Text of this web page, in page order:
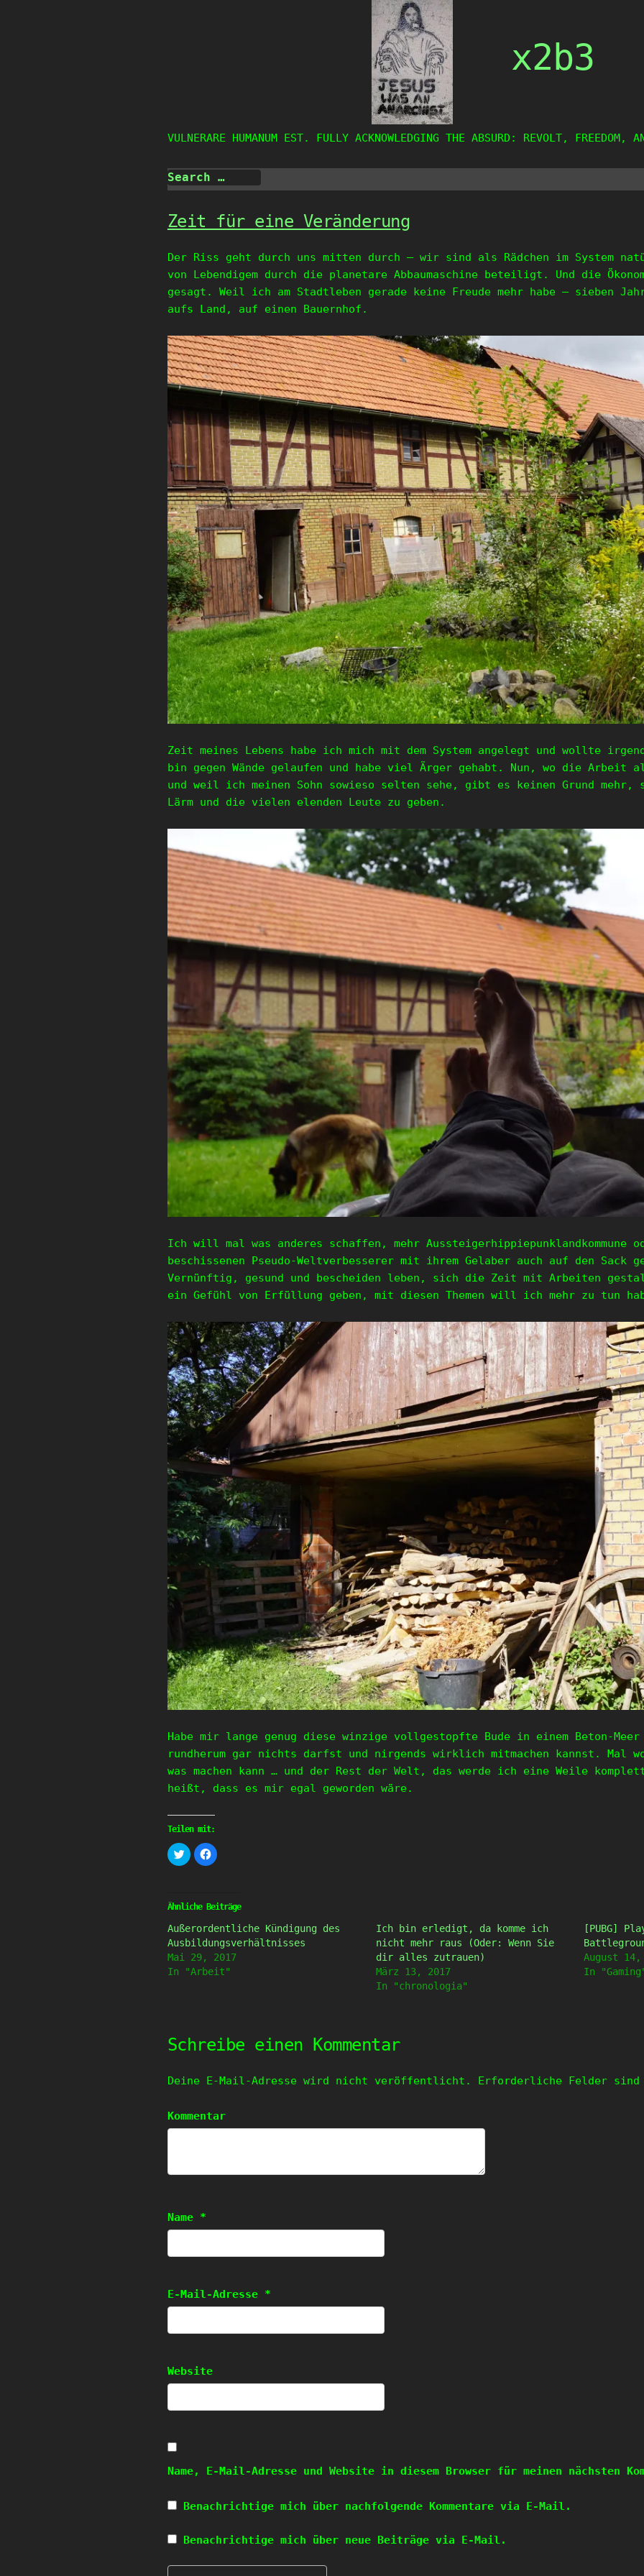
x2b3
VULNERARE HUMANUM EST. FULLY ACKNOWLEDGING THE ABSURD: REVOLT, FREEDOM,
Zeit für eine Veränderung
Der Riss geht durch uns mitten durch – wir sind als Rädchen im System
von Lebendigem durch die planetare Abbaumaschine beteiligt. Und die
gesagt. Weil ich am Stadtleben gerade keine Freude mehr habe – sieben
aufs Land, auf einen Bauernhof.
Zeit meines Lebens habe ich mich mit dem System angelegt und wollte
bin gegen Wände gelaufen und habe viel Ärger gehabt. Nun, wo die Arbeit
und weil ich meinen Sohn sowieso selten sehe, gibt es keinen Grund mehr,
Lärm und die vielen elenden Leute zu geben.
Ich will mal was anderes schaffen, mehr Aussteigerhippiepunklandkommune
beschissenen Pseudo-Weltverbesserer mit ihrem Gelaber auch auf den Sack
Vernünftig, gesund und bescheiden leben, sich die Zeit mit Arbeiten
ein Gefühl von Erfüllung geben, mit diesen Themen will ich mehr zu tun
Habe mir lange genug diese winzige vollgestopfte Bude in einem Beton-Meer
rundherum gar nichts darfst und nirgends wirklich mitmachen kannst. Mal
was machen kann … und der Rest der Welt, das werde ich eine Weile
heißt, dass es mir egal geworden wäre.
Teilen mit:
Klick,
um
über
(Wird
in
Fenster
geöffnet)
Klick,
um
(Wird
in
Fenster
geöffnet)
Ähnliche Beiträge
Außerordentliche Kündigung des
Ausbildungsverhältnisses
Mai 29, 2017
In "Arbeit"
Ich bin erledigt, da komme ich
nicht mehr raus (Oder: Wenn Sie
dir alles zutrauen)
März 13, 2017
In "chronologia"
[PUBG]
August 14,
In
Schreibe einen Kommentar
Deine E-Mail-Adresse wird nicht veröffentlicht. Erforderliche Felder
Kommentar
Name *
E-Mail-Adresse *
Website
Name, E-Mail-Adresse und Website in diesem Browser für meinen nächsten
Benachrichtige mich über nachfolgende Kommentare via E-Mail.
Benachrichtige mich über neue Beiträge via E-Mail.